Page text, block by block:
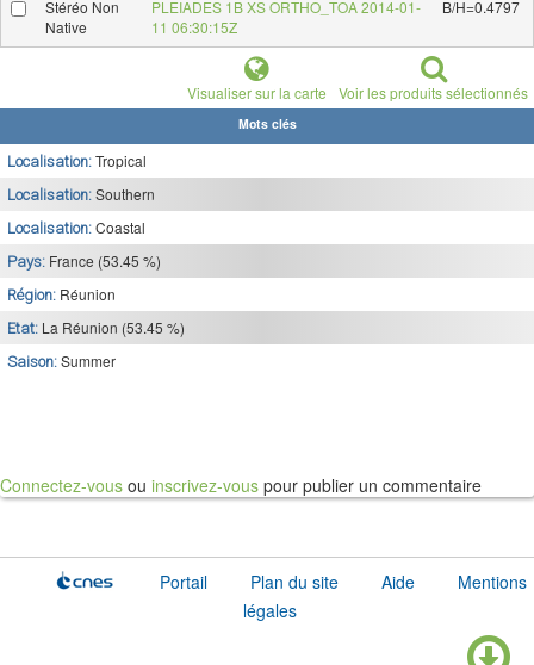
Stéréo Non
Native
PLEIADES 1B XS ORTHO_TOA 2014-01-
11 06:30:15Z
B/H=0.4797
Visualiser sur la carte Voir les produits sélectionnés
Mots clés
Localisation: Tropical
Localisation: Southern
Localisation: Coastal
Pays: France (53.45 %)
Région: Réunion
Etat: La Réunion (53.45 %)
Saison: Summer
Connectez-vous ou inscrivez-vous pour publier un commentaire
Portail Plan du site Aide
Mentions
légales